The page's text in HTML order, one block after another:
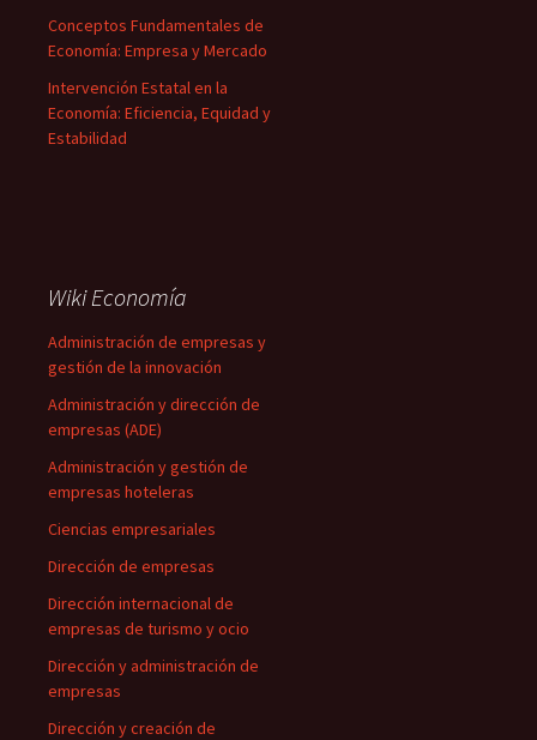
Conceptos Fundamentales de
Economía: Empresa y Mercado
Intervención Estatal en la
Economía: Eficiencia, Equidad y
Estabilidad
Wiki Economía
Administración de empresas y
gestión de la innovación
Administración y dirección de
empresas (ADE)
Administración y gestión de
empresas hoteleras
Ciencias empresariales
Dirección de empresas
Dirección internacional de
empresas de turismo y ocio
Dirección y administración de
empresas
Dirección y creación de